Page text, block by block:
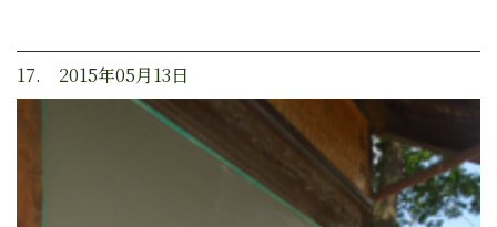
17. 2015年05月13日